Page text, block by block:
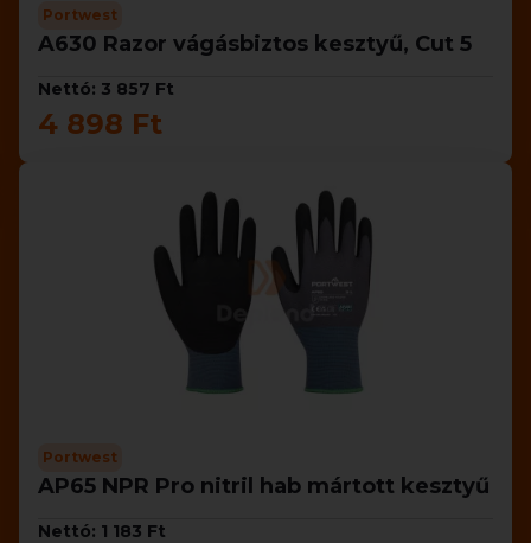
Portwest
A630 Razor vágásbiztos kesztyű, Cut 5
Nettó: 3 857 Ft
4 898 Ft
Portwest
AP65 NPR Pro nitril hab mártott kesztyű
Nettó: 1 183 Ft